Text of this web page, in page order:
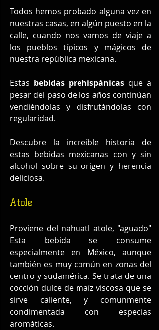
Todos hemos probado alguna vez en
nuestras casas, en algún puesto en la
calle, cuando nos vamos de viaje a
los pueblos típicos y mágicos de
nuestra república mexicana.
Estas bebidas prehispánicas que a
pesar del paso de los años continúan
vendiéndolas y disfrutándolas con
regularidad.
Descubre la increíble historia de
estas bebidas mexicanas con y sin
alcohol sobre su origen y herencia
deliciosa.
Atole
Proviene del nahuatl atole, "aguado"
Esta bebida se consume
especialmente en México, aunque
también es muy común en zonas del
centro y sudamérica. Se trata de una
cocción dulce de maíz viscosa que se
sirve caliente, y comunmente
condimentada con especias
aromáticas.